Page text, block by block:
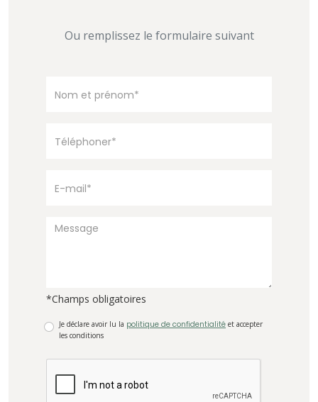
Ou remplissez le formulaire suivant
*Champs obligatoires
Je déclare avoir lu la politique de confidentialité et accepter
les conditions